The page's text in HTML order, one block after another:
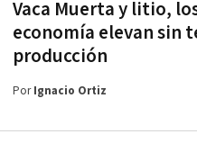
Vaca Muerta y litio,
economía elevan sin
producción
PorIgnacio Ortiz